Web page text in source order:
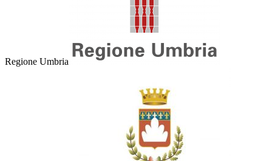
Regione Umbria